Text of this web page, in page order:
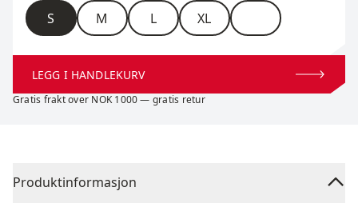
Størrelse
S M L XL
LEGG I HANDLEKURV
Gratis frakt over NOK 1000 — gratis retur
Produktinformasjon